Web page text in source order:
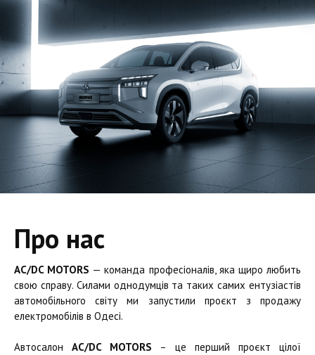
Про нас
AC/DC MOTORS — команда професіоналів, яка щиро любить
свою справу. Силами однодумців та таких самих ентузіастів
автомобільного світу ми запустили проєкт з продажу
електромобілів в Одесі.
АвтосалонAC/DC MOTORS – це перший проєкт цілої